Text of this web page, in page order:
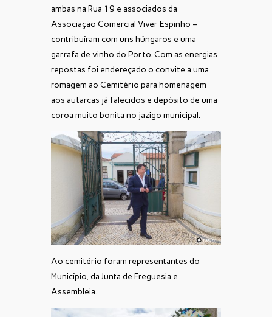
ambas na Rua 19 e associados da
Associação Comercial Viver Espinho –
contribuíram com uns húngaros e uma
garrafa de vinho do Porto. Com as energias
repostas foi endereçado o convite a uma
romagem ao Cemitério para homenagem
aos autarcas já falecidos e depósito de uma
coroa muito bonita no jazigo municipal.
Ao cemitério foram representantes do
Município, da Junta de Freguesia e
Assembleia.